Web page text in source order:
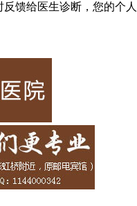
馈给医生诊断，您的个人